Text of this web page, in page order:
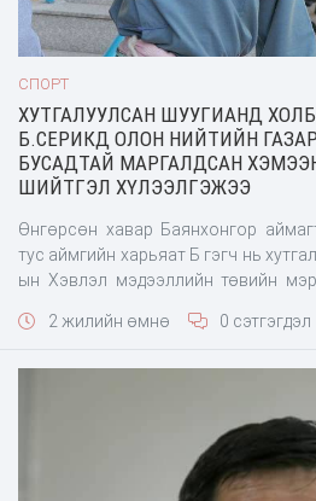
СПОРТ
ХУТГАЛУУЛСАН ШУУГИАНД
Б.СЕРИКД ОЛОН НИЙТИЙН
БУСАДТАЙ МАРГАЛДСАН
ШИЙТГЭЛ ХҮЛЭЭЛГЭЖЭЭ
Өнгөрсөн хавар Баянхонгор
тус аймгийн харьяат Б гэгч нь
ын Хэвлэл мэдээллийн төвийн
газарт эл хэргийг шалгаж
2 жилийн өмнө 0 сэтгэгдэл